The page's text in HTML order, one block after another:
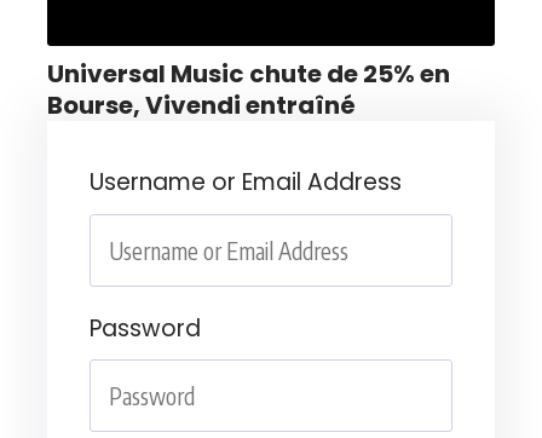
Universal Music chute de 25% en
Bourse, Vivendi entraîné
Username or Email Address
Password